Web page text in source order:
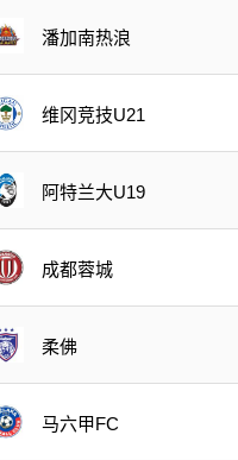
潘加南热浪
维冈竞技U21
阿特兰大U19
成都蓉城
柔佛
马六甲FC